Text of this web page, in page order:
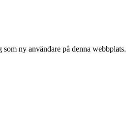
ny användare på denna webbplats.